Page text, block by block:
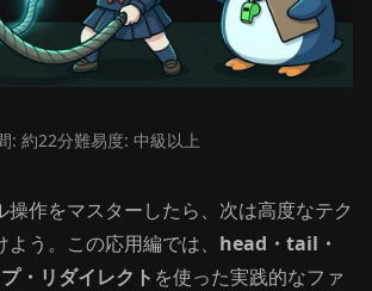
: 約22分難易度: 中級以上
操作をマスターしたら、次は高度なテク
う。この応用編では、 head・tail・
・リダイレクト を使った実践的なファ